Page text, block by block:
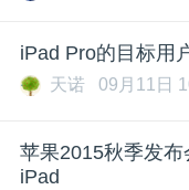
课
活
iPad Pro的目标用
天诺 09月11日
苹果2015秋季发布
iPad